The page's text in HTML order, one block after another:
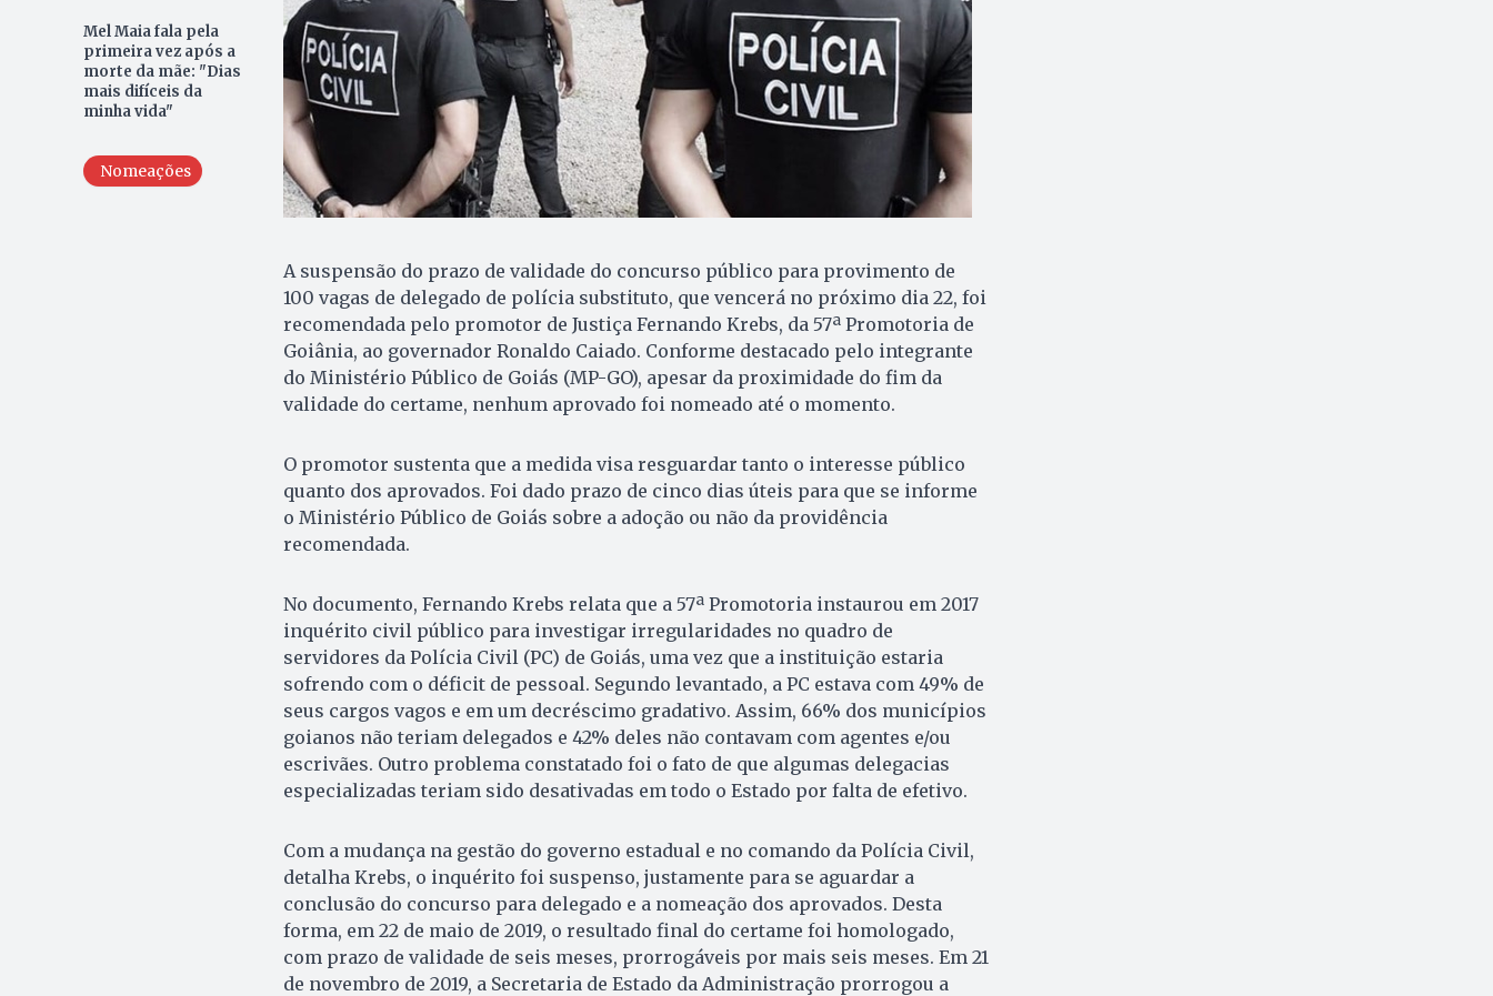
Mel Maia fala pela
primeira vez após a
morte da mãe: "Dias
mais difíceis da
minha vida"
Nomeações
A suspensão do prazo de validade do concurso público para provimento de
100 vagas de delegado de polícia substituto, que vencerá no próximo dia 22, foi
recomendada pelo promotor de Justiça Fernando Krebs, da 57ª Promotoria de
Goiânia, ao governador Ronaldo Caiado. Conforme destacado pelo integrante
do Ministério Público de Goiás (MP-GO), apesar da proximidade do fim da
validade do certame, nenhum aprovado foi nomeado até o momento.
O promotor sustenta que a medida visa resguardar tanto o interesse público
quanto dos aprovados. Foi dado prazo de cinco dias úteis para que se informe
o Ministério Público de Goiás sobre a adoção ou não da providência
recomendada.
No documento, Fernando Krebs relata que a 57ª Promotoria instaurou em 2017
inquérito civil público para investigar irregularidades no quadro de
servidores da Polícia Civil (PC) de Goiás, uma vez que a instituição estaria
sofrendo com o déficit de pessoal. Segundo levantado, a PC estava com 49% de
seus cargos vagos e em um decréscimo gradativo. Assim, 66% dos municípios
goianos não teriam delegados e 42% deles não contavam com agentes e/ou
escrivães. Outro problema constatado foi o fato de que algumas delegacias
especializadas teriam sido desativadas em todo o Estado por falta de efetivo.
Com a mudança na gestão do governo estadual e no comando da Polícia Civil,
detalha Krebs, o inquérito foi suspenso, justamente para se aguardar a
conclusão do concurso para delegado e a nomeação dos aprovados. Desta
forma, em 22 de maio de 2019, o resultado final do certame foi homologado,
com prazo de validade de seis meses, prorrogáveis por mais seis meses. Em 21
de novembro de 2019, a Secretaria de Estado da Administração prorrogou a